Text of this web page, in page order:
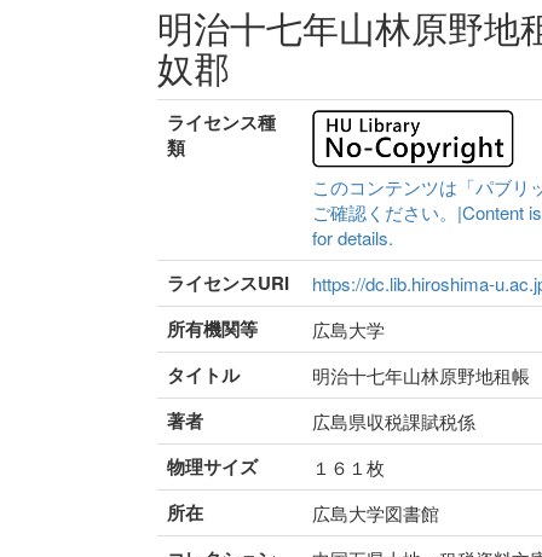
明治十七年山林原野
奴郡
ライセンス種
類
このコンテンツは「パブリ
ご確認ください。|Content
for details.
ライセンスURI https://dc.lib.hiroshima-
所有機関等 広島大学
タイトル 明治十七年山林原野地租
著者 広島県収税課賦税係
物理サイズ １６１枚
所在 広島大学図書館